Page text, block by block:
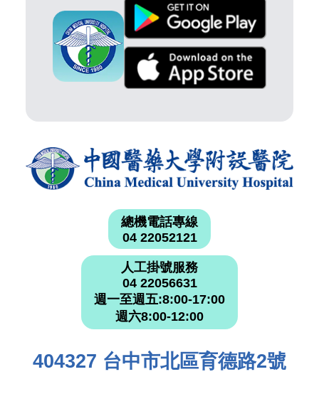
總機電話專線
04 22052121
人工掛號服務
04 22056631
週一至週五:8:00-17:00
週六8:00-12:00
404327 台中市北區育德路2號